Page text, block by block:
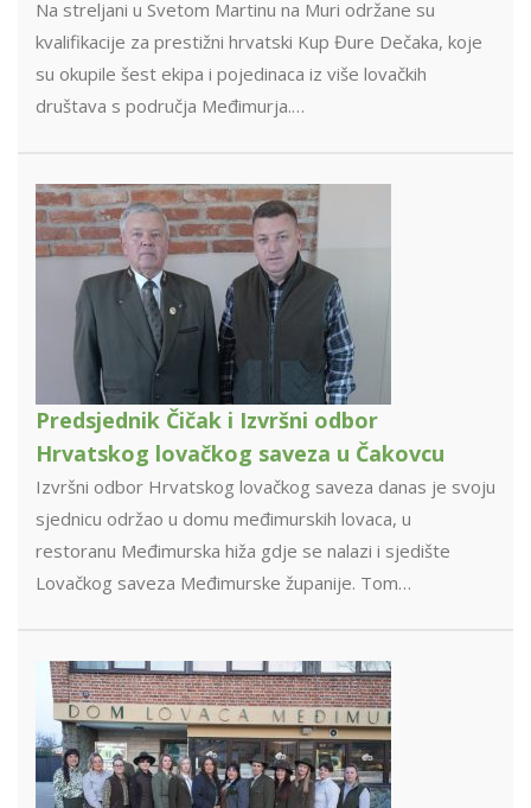
Na streljani u Svetom Martinu na Muri održane su
kvalifikacije za prestižni hrvatski Kup Đure Dečaka, koje
su okupile šest ekipa i pojedinaca iz više lovačkih
društava s područja Međimurja.…
Predsjednik Čičak i Izvršni odbor
Hrvatskog lovačkog saveza u Čakovcu
Izvršni odbor Hrvatskog lovačkog saveza danas je svoju
sjednicu održao u domu međimurskih lovaca, u
restoranu Međimurska hiža gdje se nalazi i sjedište
Lovačkog saveza Međimurske županije. Tom…